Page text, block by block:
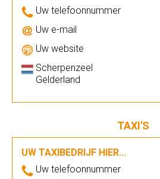
Uw telefoonnummer
Uw e-mail
Uw website
Scherpenzeel
Gelderland
TAXI'S
UW TAXIBEDRIJF HIER...
Uw telefoonnummer